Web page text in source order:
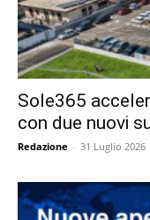
Sole365
con due nuovi
Redazione - 31 Luglio 2026